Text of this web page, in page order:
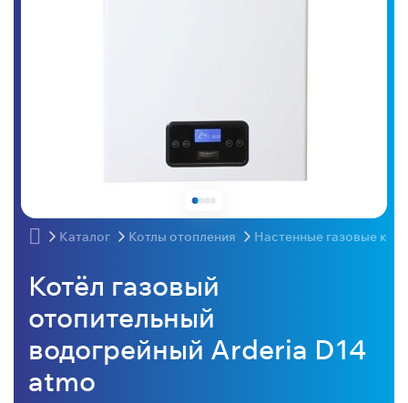
Каталог Котлы отопления Настенные газовые
Котёл газовый
отопительный
водогрейный Arderia D14
atmo